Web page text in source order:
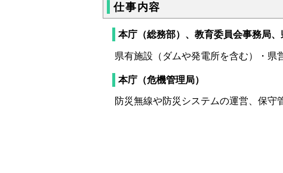
仕事内容
本庁（総務部）、教育委員会事務局
県有施設（ダムや発電所を含む）・県
本庁（危機管理局）
防災無線や防災システムの運営、保守